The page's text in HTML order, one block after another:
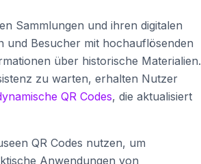
Sammlungen und ihren digitalen
und Besucher mit hochauflösenden
über historische Materialien.
zu warten, erhalten Nutzer
QR Codes, die aktualisiert
QR Codes nutzen, um
Anwendungen von